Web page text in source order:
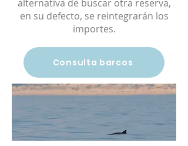
alternativa de buscar otra reserva,
en su defecto, se reintegrarán los
importes.
Consulta barcos